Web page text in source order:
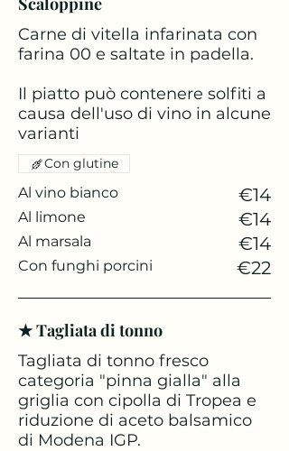
Carne di vitella infarinata con
farina 00 e saltate in padella.
Il piatto può contenere solfiti a
causa dell'uso di vino in alcune
varianti
Al vino bianco €14
Al limone €14
Al marsala €14
Con funghi porcini €22
Con glutine
★ Tagliata di tonno
Tagliata di tonno fresco
categoria "pinna gialla" alla
griglia con cipolla di Tropea e
riduzione di aceto balsamico
di Modena IGP.